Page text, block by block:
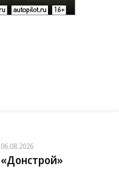
06.08.2026
«Донстрой»